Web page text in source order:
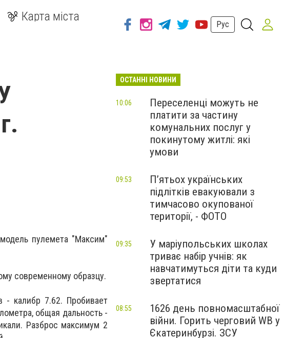
Карта міста
Рус
пулемета "Максим"
современному образцу.
калибр 7.62. Пробивает
общая дальность -
Разброс максимум 2
ОСТАННІ НОВИНИ
Переселенці можуть не
платити за частину
комунальних послуг у
покинутому житлі: які
умови
10:06
П’ятьох українських
підлітків евакуювали з
тимчасово окупованої
території, - ФОТО
09:53
У маріупольських школах
триває набір учнів: як
навчатимуться діти та куди
звертатися
09:35
1626 день повномасштабної
війни. Горить черговий WB у
Єкатеринбурзі. ЗСУ
08:55